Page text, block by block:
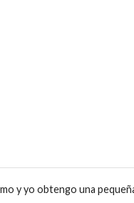
y yo obtengo una